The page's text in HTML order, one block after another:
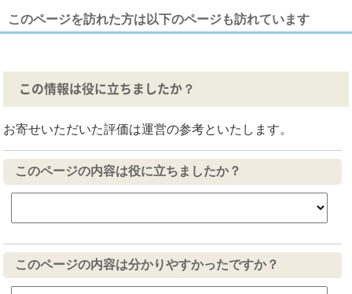
このページを訪れた方は以下のページも訪れています
この情報は役に立ちましたか？
お寄せいただいた評価は運営の参考といたします。
このページの内容は役に立ちましたか？
このページの内容は分かりやすかったですか？